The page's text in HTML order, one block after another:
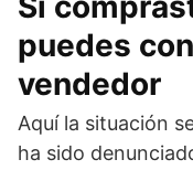
puedes
vendedor
Aquí la situación
ha sido